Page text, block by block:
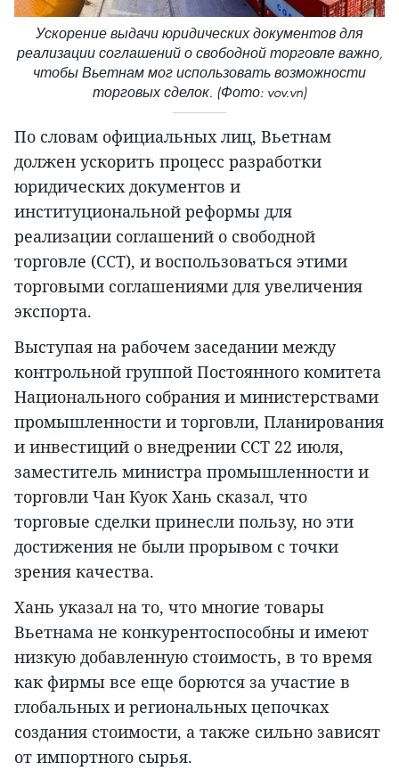
Ускорение выдачи юридических документов для
реализации соглашений о свободной торговле важно,
чтобы Вьетнам мог использовать возможности
торговых сделок. (Фото: vov.vn)
По словам официальных лиц, Вьетнам
должен ускорить процесс разработки
юридических документов и
институциональной реформы для
реализации соглашений о свободной
торговле (ССТ), и воспользоваться этими
торговыми соглашениями для увеличения
экспорта.
Выступая на рабочем заседании между
контрольной группой Постоянного комитета
Национального собрания и министерствами
промышленности и торговли, Планирования
и инвестиций о внедрении ССТ 22 июля,
заместитель министра промышленности и
торговли Чан Куок Хань сказал, что
торговые сделки принесли пользу, но эти
достижения не были прорывом с точки
зрения качества.
Хань указал на то, что многие товары
Вьетнама не конкурентоспособны и имеют
низкую добавленную стоимость, в то время
как фирмы все еще борются за участие в
глобальных и региональных цепочках
создания стоимости, а также сильно зависят
от импортного сырья.